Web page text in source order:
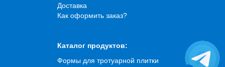
Доставка
Как оформить заказ?
Каталог продуктов:
Формы для тротуарной плитки